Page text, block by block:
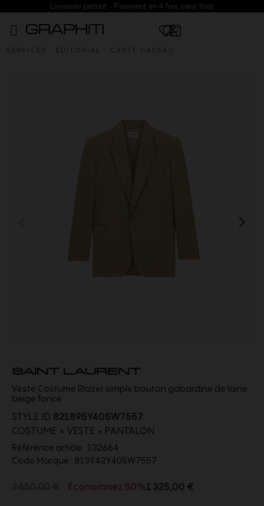
Livraison partout - Paiement en 4 fois sans frais
SERVICES EDITORIAL CARTE CADEAU
SAINT LAURENT
Veste Costume Blazer simple bouton gabardine de laine
beige foncé
STYLE ID 821895Y405W7557
COSTUME = VESTE + PANTALON
Référence article : 132664
Code Marque : 813942Y405W7557
Économisez 50%1 325,00 €